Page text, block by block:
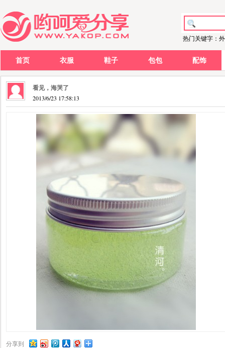
热门关键字：
首页 衣服 鞋子 包包 配饰
看见，海哭了
2013/6/23 17:58:13
分享到